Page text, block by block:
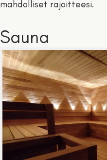
mahdolliset rajoitteesi.
Sauna